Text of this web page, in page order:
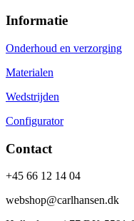
Informatie
Onderhoud en verzorging
Materialen
Wedstrijden
Configurator
Contact
+45 66 12 14 04
webshop@carlhansen.dk